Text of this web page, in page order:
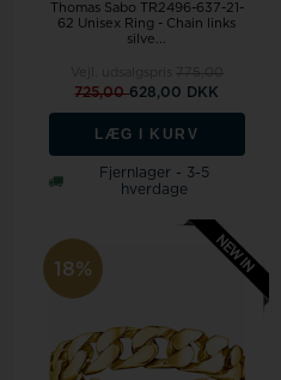
Thomas Sabo TR2496-637-21-
62 Unisex Ring - Chain links
silve...
725,00628,00 DKK
LÆG I KURV
Fjernlager - 3-5
hverdage
18%